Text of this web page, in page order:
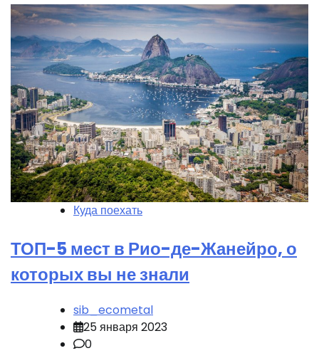
Куда поехать
ТОП-5 мест в Рио-де-Жанейро, о
которых вы не знали
sib_ecometal
25 января 2023
0